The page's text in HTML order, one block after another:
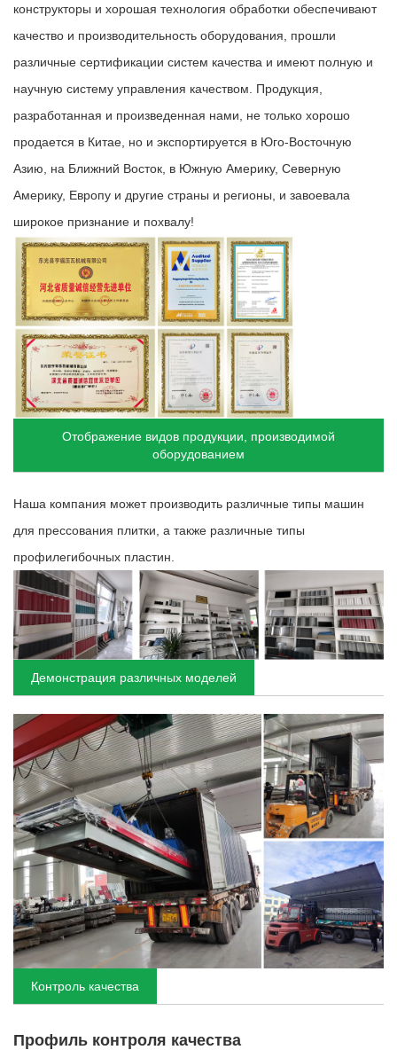
конструкторы и хорошая технология обработки обеспечивают
качество и производительность оборудования, прошли
различные сертификации систем качества и имеют полную и
научную систему управления качеством. Продукция,
разработанная и произведенная нами, не только хорошо
продается в Китае, но и экспортируется в Юго-Восточную
Азию, на Ближний Восток, в Южную Америку, Северную
Америку, Европу и другие страны и регионы, и завоевала
широкое признание и похвалу!
Отображение видов продукции, производимой
оборудованием
Наша компания может производить различные типы машин
для прессования плитки, а также различные типы
профилегибочных пластин.
Демонстрация различных моделей
Контроль качества
Профиль контроля качества